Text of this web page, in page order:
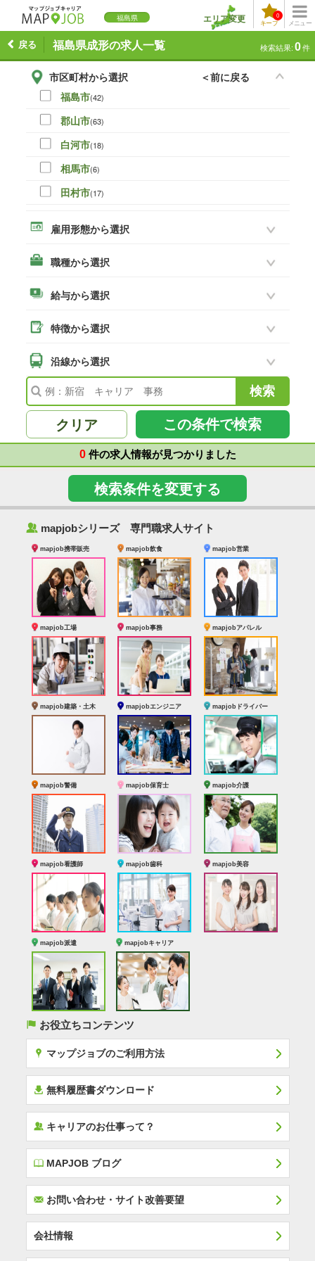
福島県
メニュー
キープ
0
エリア変更
福島県成形の求人一覧
戻る 検索結果: 0件
市区町村から選択
＜前に戻る
福島市(42)
郡山市(63)
白河市(18)
相馬市(6)
田村市(17)
いわき市(45)
須賀川市(28)
二本松市(18)
南相馬市(2)
会津若松市
福島県その他(99)
雇用形態から選択
職種から選択
給与から選択
特徴から選択
沿線から選択
クリア この条件で検索
0件の求人情報が見つかりました
検索条件を変更する
‰ mapjobシリーズ 専門職求人サイト
mapjob携帯販売 mapjob飲食 mapjob営業
mapjob工場 mapjob事務 mapjobアパレル
mapjob建築・土木 mapjobエンジニア mapjobドライバー
mapjob警備 mapjob保育士 mapjob介護
mapjob看護師 mapjob歯科 mapjob美容
mapjob派遣 mapjobキャリア
( お役立ちコンテンツ
x マップジョブのご利用方法
í 無料履歴書ダウンロード
‰キャリアのお仕事って？
EMAPJOB ブログ
Fお問い合わせ・サイト改善要望
会社情報